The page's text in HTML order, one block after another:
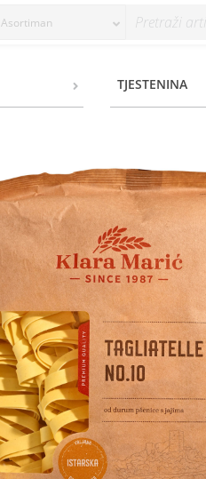
Asortiman
TJESTENINA